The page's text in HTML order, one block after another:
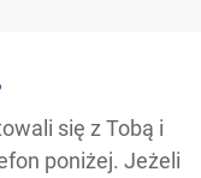
się z Tobą i
poniżej. Jeżeli